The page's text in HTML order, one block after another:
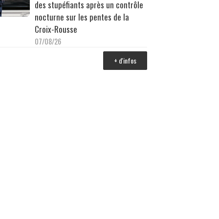
des stupéfiants après un contrôle
nocturne sur les pentes de la
Croix-Rousse
07/08/26
+ d'infos